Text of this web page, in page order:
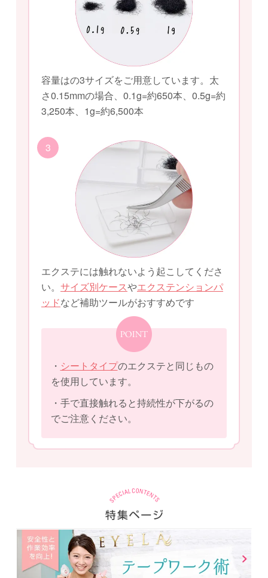
容量はの3サイズをご用意しています。太
さ0.15mmの場合、0.1g=約650本、0.5g=約
3,250本、1g=約6,500本
3
エクステには触れないよう起こしてくださ
い。サイズ別ケースやエクステンションパ
ッドなど補助ツールがおすすめです
・ シートタイプのエクステと同じもの
を使用しています。
・手で直接触れると持続性が下がるの
でご注意ください。